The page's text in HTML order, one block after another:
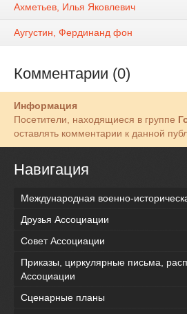
Ахметьев, Илья Яковлевич
Аугустин, Фердинанд фон
Комментарии (0)
Информация
Посетители, находящиеся в группе
оставлять комментарии к данной
Навигация
Международная военно-
Друзья Ассоциации
Совет Ассоциации
Приказы, циркулярные письма,
Ассоциации
Сценарные планы